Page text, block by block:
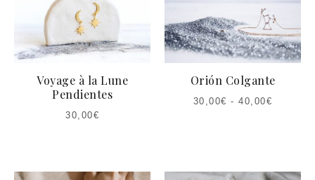
Voyage à la Lune
Pendientes
30,00€
Orión Colgante
30,00€ -40,00€